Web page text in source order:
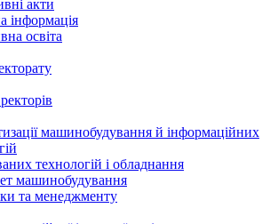
акти
інформація
освіта
машинобудування й інформаційних
технологій і обладнання
машинобудування
та менеджменту